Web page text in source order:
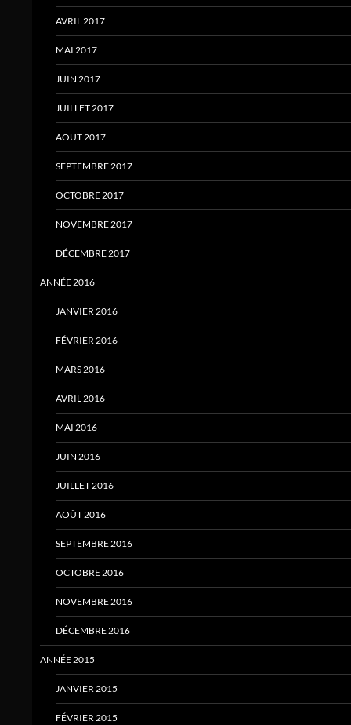
AVRIL 2017
MAI 2017
JUIN 2017
JUILLET 2017
AOÛT 2017
SEPTEMBRE 2017
OCTOBRE 2017
NOVEMBRE 2017
DÉCEMBRE 2017
ANNÉE 2016
JANVIER 2016
FÉVRIER 2016
MARS 2016
AVRIL 2016
MAI 2016
JUIN 2016
JUILLET 2016
AOÛT 2016
SEPTEMBRE 2016
OCTOBRE 2016
NOVEMBRE 2016
DÉCEMBRE 2016
ANNÉE 2015
JANVIER 2015
FÉVRIER 2015